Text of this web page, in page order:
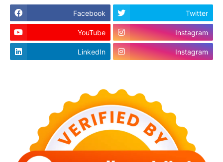
Facebook Twitter
YouTube Instagram
LinkedIn Instagram